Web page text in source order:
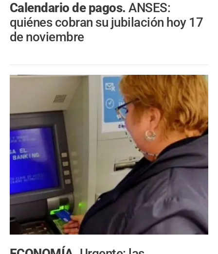
Calendario de pagos.ANSES:
quiénes cobran su jubilación hoy 17
de noviembre